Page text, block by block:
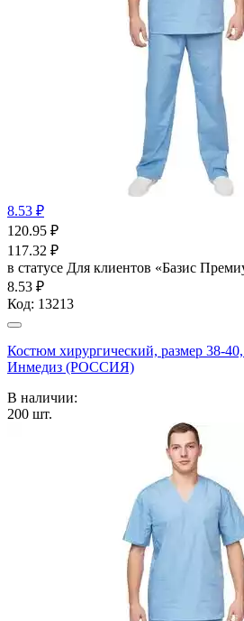
8.53 ₽
120.95 ₽
117.32 ₽
в статусе Для клиентов «Базис
8.53 ₽
Код: 13213
Костюм хирургический, размер 38-
Инмедиз (РОССИЯ)
В наличии:
200 шт.